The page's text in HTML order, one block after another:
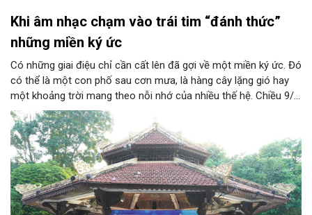
Khi âm nhạc chạm vào trái tim “đánh thức”
những miền ký ức
Có những giai điệu chỉ cần cất lên đã gợi về một miền ký ức. Đó
có thể là một con phố sau cơn mưa, là hàng cây lặng gió hay
một khoảng trời mang theo nỗi nhớ của nhiều thế hệ. Chiều 9/8,
tại Nhà Bát Giác - Vườn hoa Lý Thái Tổ, chương trình “Âm nhạc
cuối tuần” sẽ mở ra một không gian như thế, nơi mỗi tác phẩm
trở thành một lát cắt tinh tế về vẻ đẹp của con người và đời
sống.